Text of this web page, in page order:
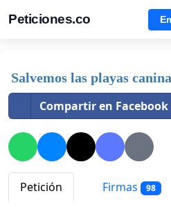
Peticiones.co
Salvemos las playas
Compartir en Facebook
Petición Firmas 98